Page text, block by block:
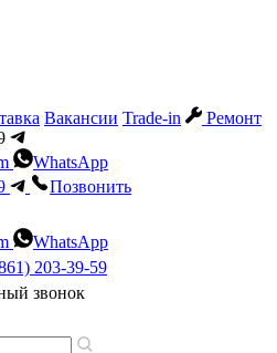
Вакансии Trade-in
Ремонт
WhatsApp
Позвонить
WhatsApp
203-39-59
звонок